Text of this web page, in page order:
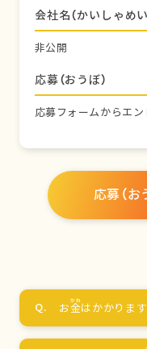
会社名（かいしゃめい
非公開
応募（おうぼ）
応募フォームからエ
応募（お
お金はかかります